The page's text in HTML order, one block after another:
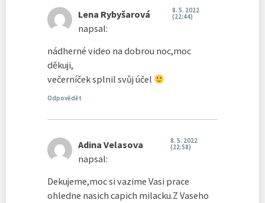
Lena Rybyšarová
napsal:
8. 5. 2022
(22:44)
nádherné video na dobrou noc,moc
děkuji,
večerníček splnil svůj účel
Odpovědět
Adina Velasova
napsal:
8. 5. 2022
(22:58)
Dekujeme,moc si vazime Vasi prace
ohledne nasich capich milacku.Z Vaseho